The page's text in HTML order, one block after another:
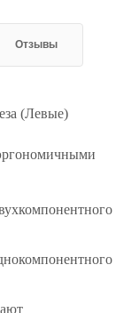
Отзывы
(Левые)